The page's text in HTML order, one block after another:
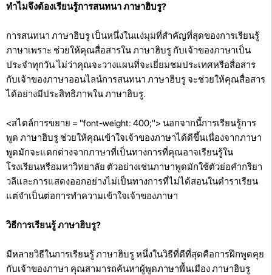
ทำไมจึงต้องเรียนรู้การสนทนา ภาษาฮิบรู?
การสนทนา ภาษาฮิบรู เป็นหนึ่งในแง่มุมที่สำคัญที่สุดของการเรียนรู้
ภาษาเพราะ ช่วยให้คุณสื่อสารใน ภาษาฮิบรู กับเจ้าของภาษาเป็น
ประจำทุกวัน ไม่ว่าคุณจะวางแผนที่จะเยี่ยมชมประเทศหรือสื่อสาร
กับเจ้าของภาษาออนไลน์การสนทนา ภาษาฮิบรู จะช่วยให้คุณสื่อสาร
ได้อย่างมีประสิทธิภาพใน ภาษาฮิบรู.
<สไตล์การขยาย = "font-weight: 400;"> นอกจากนี้การเรียนรู้การ
พูด ภาษาฮิบรู ช่วยให้คุณเข้าใจเจ้าของภาษาได้ดีขึ้นเนื่องจากภาษา
พูดมักจะแตกต่างจากภาษาที่เป็นทางการที่คุณอาจเรียนรู้ใน
โรงเรียนหรือมหาวิทยาลัย ตัวอย่างเช่นภาษาพูดมักใช้ตัวย่อคำกริยา
วลีและการแสดงออกอย่างไม่เป็นทางการที่ไม่ได้สอนในตำราเรียน
แต่จำเป็นต่อการทำความเข้าใจเจ้าของภาษา
วิธีการเรียนรู้ ภาษาฮิบรู?
มีหลายวิธีในการเรียนรู้ ภาษาฮิบรู หนึ่งในวิธีที่ดีที่สุดคือการฝึกพูดคุย
กับเจ้าของภาษา คุณสามารถค้นหาผู้พูดภาษาพื้นเมือง ภาษาฮิบรู